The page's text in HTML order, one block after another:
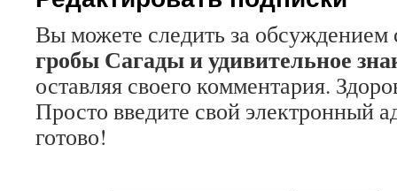
Вы можете следить за обсуждением
гробы Сагады и удивительное
оставляя своего комментария.
Просто введите свой электронный
готово!